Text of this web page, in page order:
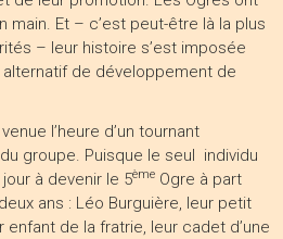
main. Et – c’est peut-être là la plus
– leur histoire s’est imposée
de développement de
l’heure d’un tournant
groupe. Puisque le seul individu
à devenir le 5ème Ogre à part
ans : Léo Burguière, leur petit
de la fratrie, leur cadet d’une